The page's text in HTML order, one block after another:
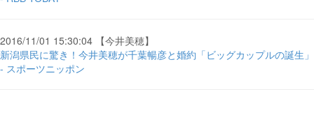
2016/11/01 15:30:04 【今井美穂】
新潟県民に驚き！今井美穂が千葉暢彦と婚約「ビッグカップルの誕生」
- スポーツニッポン